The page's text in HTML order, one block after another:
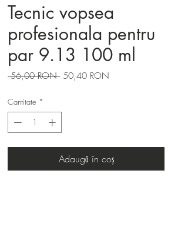
Tecnic vopsea
profesionala pentru
par 9.13 100 ml
56,00 RON Preț
50,40 RON
Cantitate *
Adaugă în coș